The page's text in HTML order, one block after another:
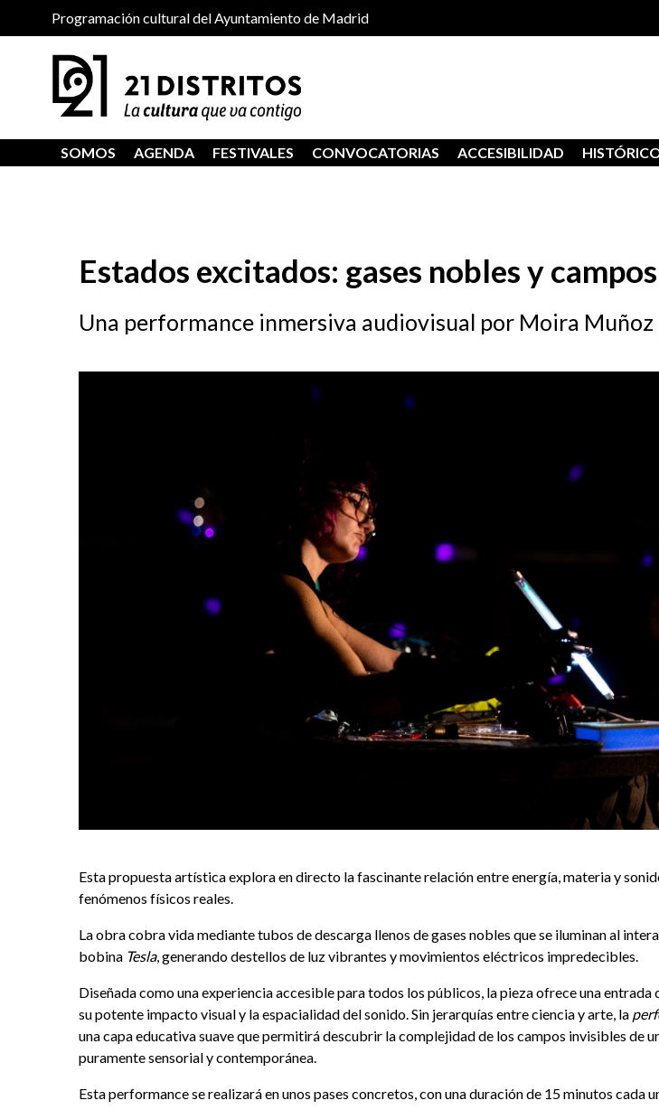
Programación cultural del Ayuntamiento de Madrid
SOMOS AGENDA FESTIVALES CONVOCATORIAS ACCESIBILIDAD
Estados excitados: gases nobles y
Una performance inmersiva audiovisual por Moira Muñoz
Esta propuesta artística explora en directo la fascinante relación entre energía, materia y
fenómenos físicos reales.
La obra cobra vida mediante tubos de descarga llenos de gases nobles que se iluminan al
bobina Tesla, generando destellos de luz vibrantes y movimientos eléctricos impredecibles.
Diseñada como una experiencia accesible para todos los públicos, la pieza ofrece una entrada
su potente impacto visual y la espacialidad del sonido. Sin jerarquías entre ciencia y arte, la
una capa educativa suave que permitirá descubrir la complejidad de los campos invisibles de
puramente sensorial y contemporánea.
Esta performance se realizará en unos pases concretos, con una duración de 15 minutos cada